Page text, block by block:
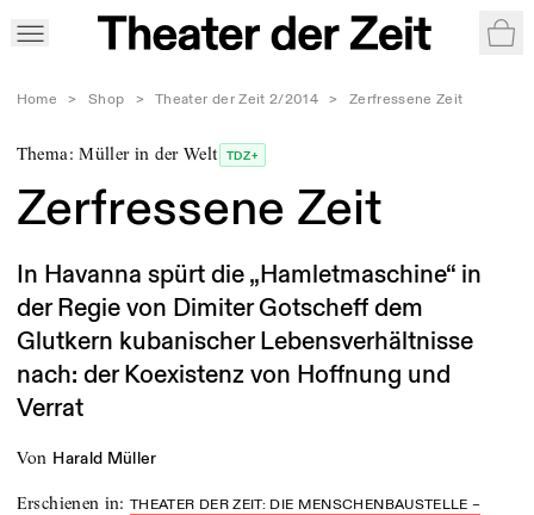
Home > Shop > Theater der Zeit 2/2014 > Zerfressene Zeit
Thema: Müller in der Welt TDZ+
Zerfressene Zeit
In Havanna spürt die „Hamletmaschine“ in
der Regie von Dimiter Gotscheff dem
Glutkern kubanischer Lebensverhältnisse
nach: der Koexistenz von Hoffnung und
Verrat
von Harald Müller
Erschienen in:THEATER DER ZEIT: DIE MENSCHENBAUSTELLE –